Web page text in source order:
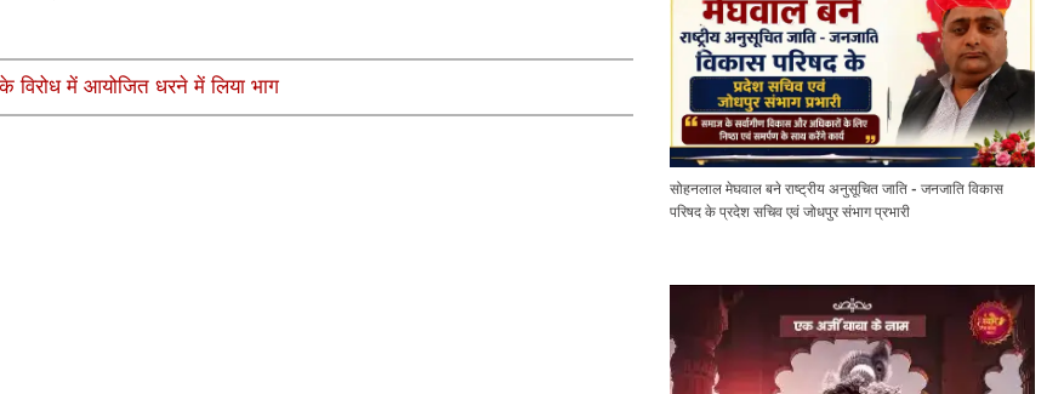
विरोध में आयोजित धरने में लिया भाग
सोहनलाल मेघवाल बने राष्ट्रीय अनुसूचित जाति - जनजाति विकास
परिषद के प्रदेश सचिव एवं जोधपुर संभाग प्रभारी